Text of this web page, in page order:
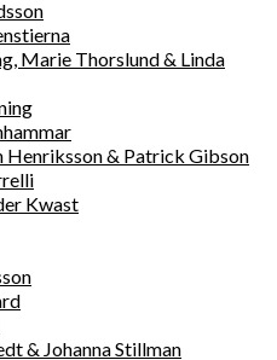
Marie Thorslund & Linda
Henriksson & Patrick Gibson
Kwast
& Johanna Stillman